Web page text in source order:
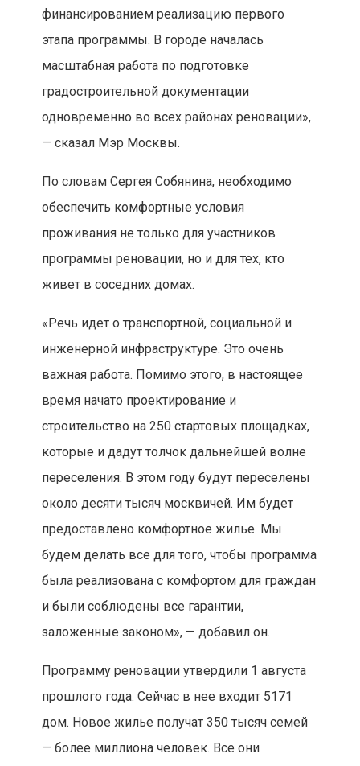
финансированием реализацию первого
этапа программы. В городе началась
масштабная работа по подготовке
градостроительной документации
одновременно во всех районах реновации»,
— сказал Мэр Москвы.
По словам Сергея Собянина, необходимо
обеспечить комфортные условия
проживания не только для участников
программы реновации, но и для тех, кто
живет в соседних домах.
«Речь идет о транспортной, социальной и
инженерной инфраструктуре. Это очень
важная работа. Помимо этого, в настоящее
время начато проектирование и
строительство на 250 стартовых площадках,
которые и дадут толчок дальнейшей волне
переселения. В этом году будут переселены
около десяти тысяч москвичей. Им будет
предоставлено комфортное жилье. Мы
будем делать все для того, чтобы программа
была реализована с комфортом для граждан
и были соблюдены все гарантии,
заложенные законом», — добавил он.
Программу реновации утвердили 1 августа
прошлого года. Сейчас в нее входит 5171
дом. Новое жилье получат 350 тысяч семей
— более миллиона человек. Все они